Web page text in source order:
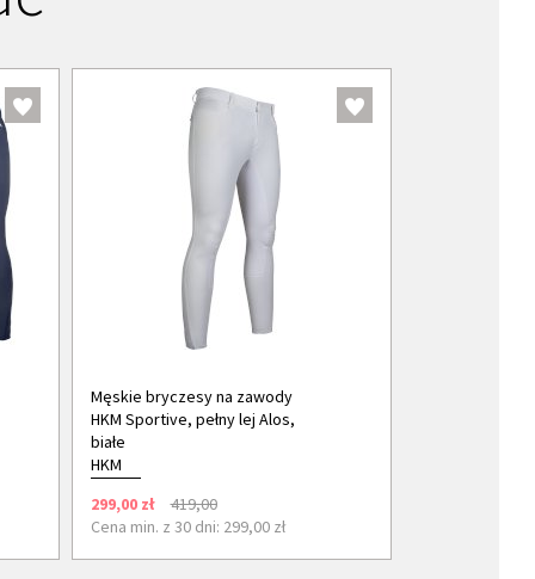
Męskie bryczesy na zawody
HKM Sportive, pełny lej Alos,
białe
HKM
299,00 zł
419,00
Cena min. z 30 dni: 299,00 zł